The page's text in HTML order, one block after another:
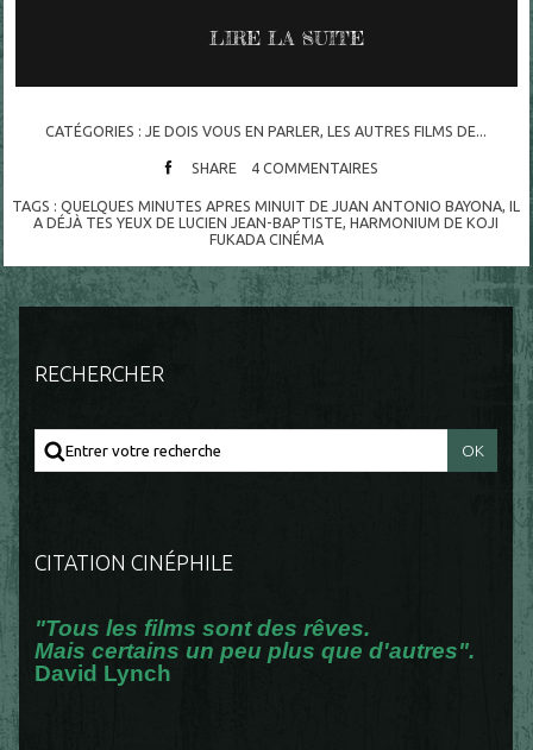
LIRE LA SUITE
CATÉGORIES :JE DOIS VOUS EN PARLER,LES AUTRES FILMS DE...
SHARE 4 COMMENTAIRES
TAGS :QUELQUES MINUTES APRES MINUIT DE JUAN ANTONIO BAYONA,IL
A DÉJÀ TES YEUX DE LUCIEN JEAN-BAPTISTE,HARMONIUM DE KOJI
FUKADA CINÉMA
RECHERCHER
CITATION CINÉPHILE
"Tous les films sont des rêves.
Mais certains un peu plus que d'autres".
David Lynch